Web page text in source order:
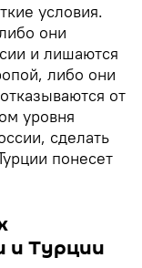
условия.
они
и лишаются
либо они
от
уровня
сделать
понесет
и Турции